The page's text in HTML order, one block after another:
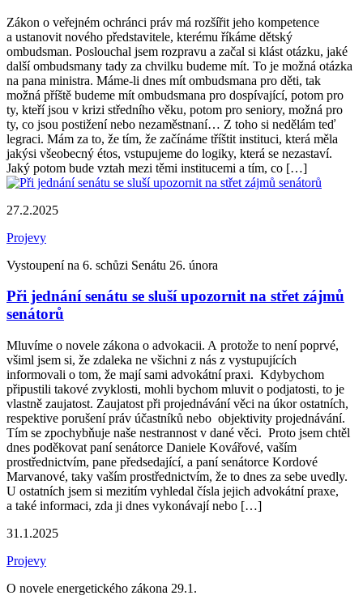
Zákon o veřejném ochránci práv má rozšířit jeho kompetence
a ustanovit nového představitele, kterému říkáme dětský
ombudsman. Poslouchal jsem rozpravu a začal si klást otázku, jaké
další ombudsmany tady za chvilku budeme mít. To je možná otázka
na pana ministra. Máme-li dnes mít ombudsmana pro děti, tak
možná příště budeme mít ombudsmana pro dospívající, potom pro
ty, kteří jsou v krizi středního věku, potom pro seniory, možná pro
ty, co jsou postižení nebo nezaměstnaní… Z toho si nedělám teď
legraci. Mám za to, že tím, že začínáme tříštit instituci, která měla
jakýsi všeobecný étos, vstupujeme do logiky, která se nezastaví.
Jaký potom bude vztah mezi těmi institucemi a tím, co […]
27.2.2025
Projevy
Vystoupení na 6. schůzi Senátu 26. února
Při jednání senátu se sluší upozornit na střet zájmů
senátorů
Mluvíme o novele zákona o advokacii. A protože to není poprvé,
všiml jsem si, že zdaleka ne všichni z nás z vystupujících
informovali o tom, že mají sami advokátní praxi. Kdybychom
připustili takové zvyklosti, mohli bychom mluvit o podjatosti, to je
vlastně zaujatost. Zaujatost při projednávání věci na úkor ostatních,
respektive porušení práv účastníků nebo objektivity projednávání.
Tím se zpochybňuje naše nestrannost v dané věci. Proto jsem chtěl
dnes poděkovat paní senátorce Daniele Kovářové, vaším
prostřednictvím, pane předsedající, a paní senátorce Kordové
Marvanové, taky vaším prostřednictvím, že to dnes za sebe uvedly.
U ostatních jsem si mezitím vyhledal čísla jejich advokátní praxe,
a také informaci, zda ji dnes vykonávají nebo […]
31.1.2025
Projevy
O novele energetického zákona 29.1.